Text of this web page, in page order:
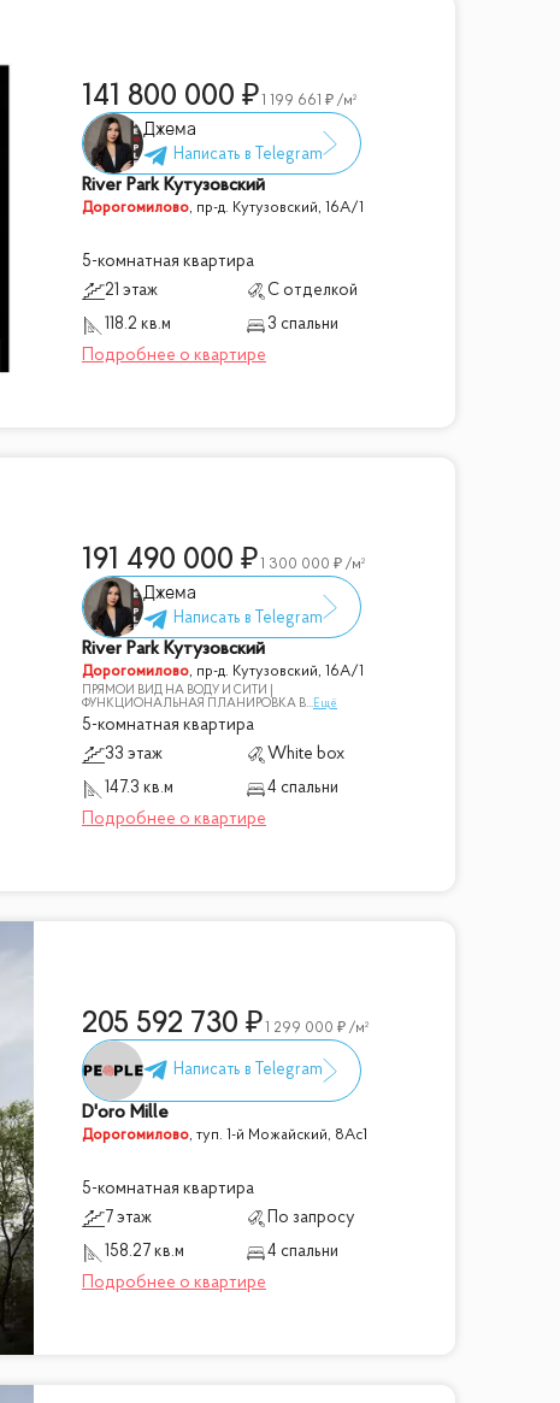
141 800 000 1 199 661 /м²
Джема
River Park Кутузовский
Дорогомилово, пр-д. Кутузовский, 16А/1
5-комнатная квартира
21 этаж
С отделкой
118.2 кв.м
3 спальни
191 490 000 1 300 000 /м²
Джема
River Park Кутузовский
Дорогомилово, пр-д. Кутузовский, 16А/1
ПРЯМОЙ ВИД НА ВОДУ И СИТИ |
ФУНКЦИОНАЛЬНАЯ ПЛАНИРОВКА В...Ещё
5-комнатная квартира
33 этаж
White box
147.3 кв.м
4 спальни
205 592 730 1 299 000 /м²
D'oro Mille
Дорогомилово, туп. 1-й Можайский, 8Ас1
5-комнатная квартира
7 этаж
По запросу
158.27 кв.м
4 спальни